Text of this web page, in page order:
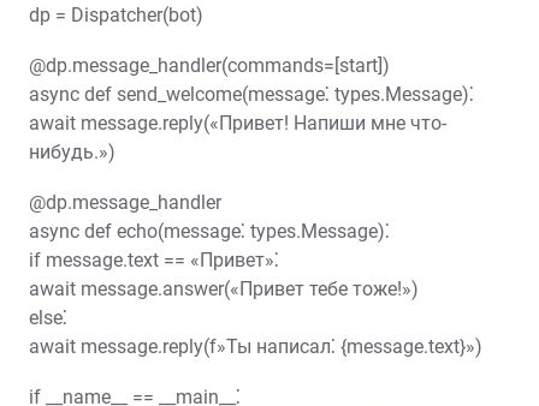
dp = Dispatcher(bot)
@dp.message_handler(commands=[start])
async def send_welcome(message⁚ types.Message)⁚
await message.reply(«Привет! Напиши мне что-
нибудь.»)
@dp.message_handler
async def echo(message⁚ types.Message)⁚
if message.text == «Привет»⁚
await message.answer(«Привет тебе тоже!»)
else⁚
await message.reply(f»Ты написал⁚ {message.text}»)
if __name__ == __main__⁚